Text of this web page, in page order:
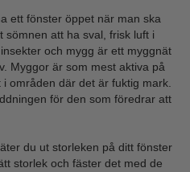
ett fönster öppet när man ska
att ha sval, frisk luft i
och mygg är ett myggnät
Myggor är som mest aktiva på
områden där det är fuktig mark.
för den som föredrar att
du ut storleken på ditt fönster
storlek och fäster det med de